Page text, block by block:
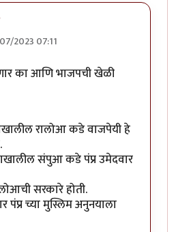
2023 07:11
का आणि भाजपची खेळी
रालोआ कडे वाजपेयी हे
संपुआ कडे पंप्र उमेदवार
सरकारे होती.
पंप्र च्या मुस्लिम अनुनयाला